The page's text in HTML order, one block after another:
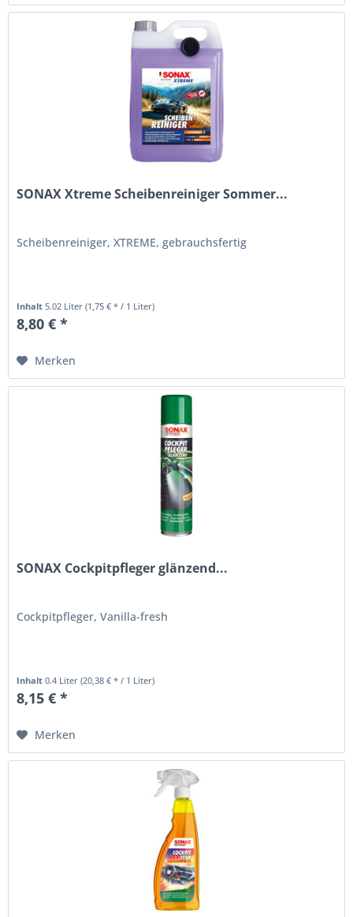
SONAX Xtreme Scheibenreiniger Sommer...
Scheibenreiniger, XTREME, gebrauchsfertig
Inhalt5.02 Liter(1,75 € * / 1 Liter)
8,80 € *
Merken
SONAX Cockpitpfleger glänzend...
Cockpitpfleger, Vanilla-fresh
Inhalt0.4 Liter(20,38 € * / 1 Liter)
8,15 € *
Merken